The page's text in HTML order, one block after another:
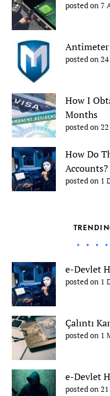
posted on 7
posted on
How I
Months
posted on
How Do
Accounts?
posted on 1
e-Devlet
posted on 1
Çalıntı
posted on 1
e-Devlet
posted on